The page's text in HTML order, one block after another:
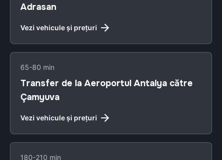
Adrasan
Vezi vehicule și prețuri
65-80 min
Transfer de la Aeroportul Antalya către
Çamyuva
Vezi vehicule și prețuri
180-210 min